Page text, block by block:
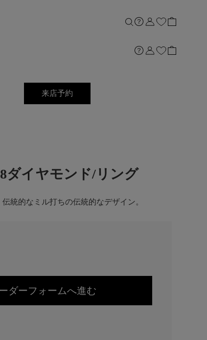
来店予約
ダイヤモンド/リング
統的なミル打ちの伝統的なデザイン。
ダーフォームへ進む